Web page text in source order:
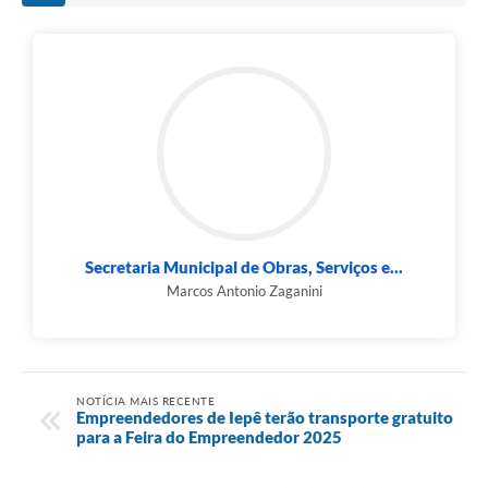
Secretaria Municipal de Obras, Serviços e...
Marcos Antonio Zaganini
NOTÍCIA MAIS RECENTE
Empreendedores de Iepê terão transporte gratuito
para a Feira do Empreendedor 2025